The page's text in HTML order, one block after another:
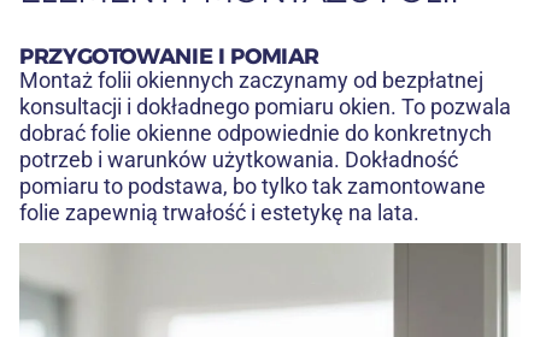
PRZYGOTOWANIE I POMIAR
Montaż folii okiennych zaczynamy od bezpłatnej
konsultacji i dokładnego pomiaru okien. To pozwala
dobrać folie okienne odpowiednie do konkretnych
potrzeb i warunków użytkowania. Dokładność
pomiaru to podstawa, bo tylko tak zamontowane
folie zapewnią trwałość i estetykę na lata.